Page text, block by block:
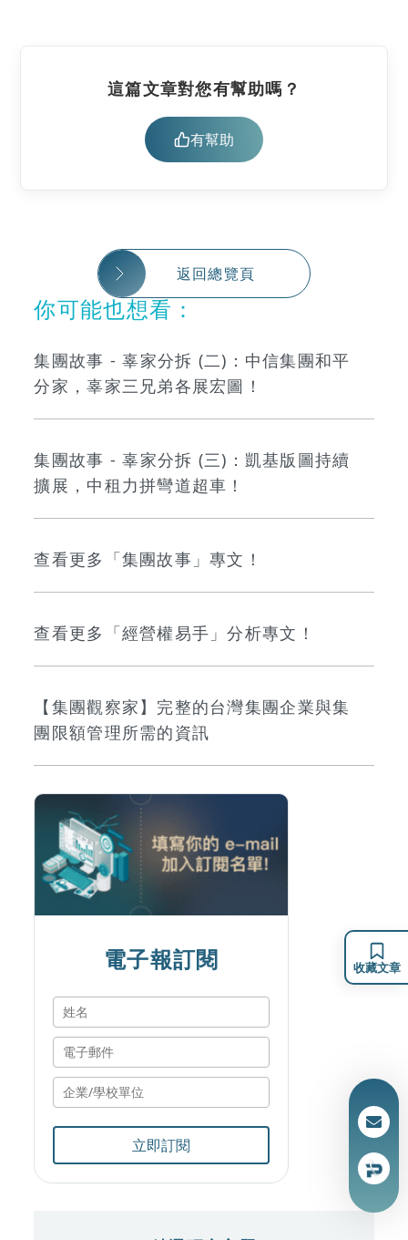
這篇文章對您有幫助嗎？
有幫助
返回總覽頁
你可能也想看：
集團故事 - 辜家分拆 (二)：中信集團和平
分家，辜家三兄弟各展宏圖！
集團故事 - 辜家分拆 (三)：凱基版圖持續
擴展，中租力拼彎道超車！
查看更多「集團故事」專文！
查看更多「經營權易手」分析專文！
【集團觀察家】完整的台灣集團企業與集
團限額管理所需的資訊
電子報訂閱
立即訂閱
收藏文章